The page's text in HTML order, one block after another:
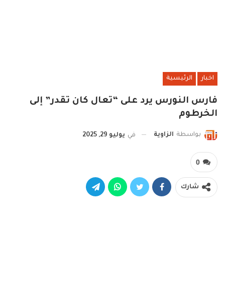
اخبار الرئيسية
فارس النورس يرد على “تعال كان تقدر” إلى
الخرطوم
بواسطة الزاوية في يوليو 29, 2025
0
شارك